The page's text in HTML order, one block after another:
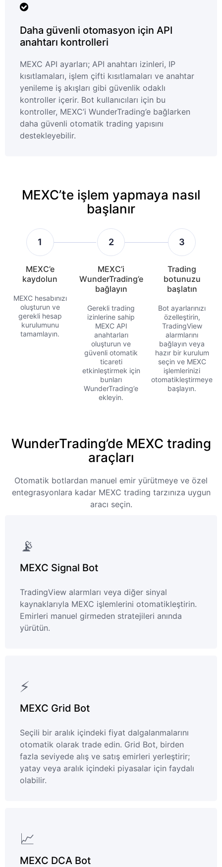
Daha güvenli otomasyon için API
anahtarı kontrolleri
MEXC API ayarları; API anahtarı izinleri, IP
kısıtlamaları, işlem çifti kısıtlamaları ve anahtar
yenileme iş akışları gibi güvenlik odaklı
kontroller içerir. Bot kullanıcıları için bu
kontroller, MEXC’i WunderTrading’e bağlarken
daha güvenli otomatik trading yapısını
destekleyebilir.
MEXC’te işlem yapmaya nasıl
başlanır
1
MEXC’e
kaydolun
MEXC hesabınızı
oluşturun ve
gerekli hesap
kurulumunu
tamamlayın.
2
MEXC’i
WunderTrading’e
bağlayın
Gerekli trading
izinlerine sahip
MEXC API
anahtarları
oluşturun ve
güvenli otomatik
ticareti
etkinleştirmek için
bunları
WunderTrading’e
ekleyin.
3
Trading
botunuzu
başlatın
Bot ayarlarınızı
özelleştirin,
TradingView
alarmlarını
bağlayın veya
hazır bir kurulum
seçin ve MEXC
işlemlerinizi
otomatikleştirmeye
başlayın.
WunderTrading’de MEXC trading
araçları
Otomatik botlardan manuel emir yürütmeye ve özel
entegrasyonlara kadar MEXC trading tarzınıza uygun
aracı seçin.
📡️
MEXC Signal Bot
TradingView alarmları veya diğer sinyal
kaynaklarıyla MEXC işlemlerini otomatikleştirin.
Emirleri manuel girmeden stratejileri anında
yürütün.
⚡
MEXC Grid Bot
Seçili bir aralık içindeki fiyat dalgalanmalarını
otomatik olarak trade edin. Grid Bot, birden
fazla seviyede alış ve satış emirleri yerleştirir;
yatay veya aralık içindeki piyasalar için faydalı
olabilir.
📈
MEXC DCA Bot